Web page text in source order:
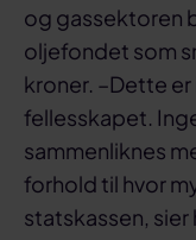
og gassektoren
oljefondet som
kroner. –Dette
fellesskapet.
sammenliknes
forhold til hvor
statskassen, sier